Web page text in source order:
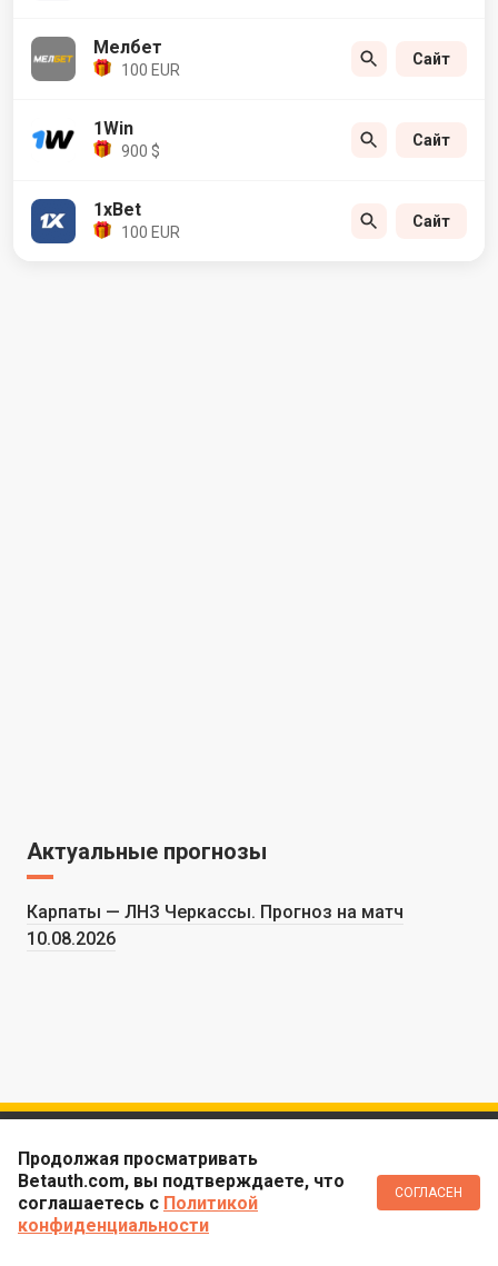
Мелбет
100 EUR
Сайт
1Win
900 $
Сайт
1xBet
100 EUR
Сайт
Актуальные прогнозы
Карпаты — ЛНЗ Черкассы. Прогноз на матч
10.08.2026
Продолжая просматривать
Betauth.com, вы подтверждаете, что
соглашаетесь c Политикой
конфиденциальности
СОГЛАСЕН
ЛУЧШИЕ БУКМЕКЕРЫ
1хБет
Мелбет
Пари-Матч
РЕЙТИНГИ
Рейтинг букмекеров
Рейтинг зарубежных